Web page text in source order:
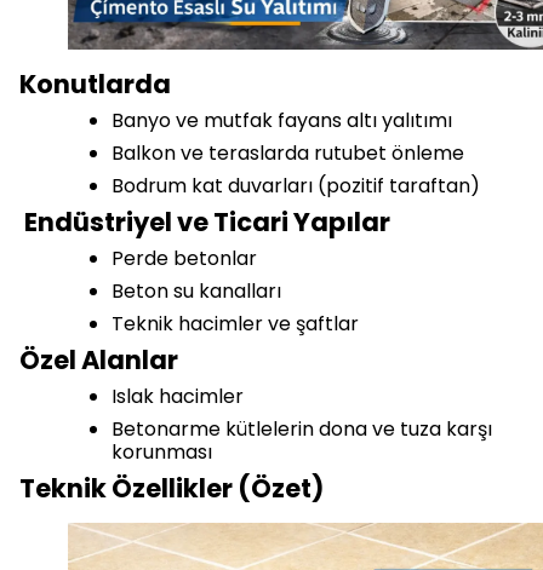
Konutlarda
Banyo ve mutfak fayans altı yalıtımı
Balkon ve teraslarda rutubet önleme
Bodrum kat duvarları (pozitif taraftan)
Endüstriyel ve Ticari Yapılar
Perde betonlar
Beton su kanalları
Teknik hacimler ve şaftlar
Özel Alanlar
Islak hacimler
Betonarme kütlelerin dona ve tuza karşı
korunması
Teknik Özellikler (Özet)